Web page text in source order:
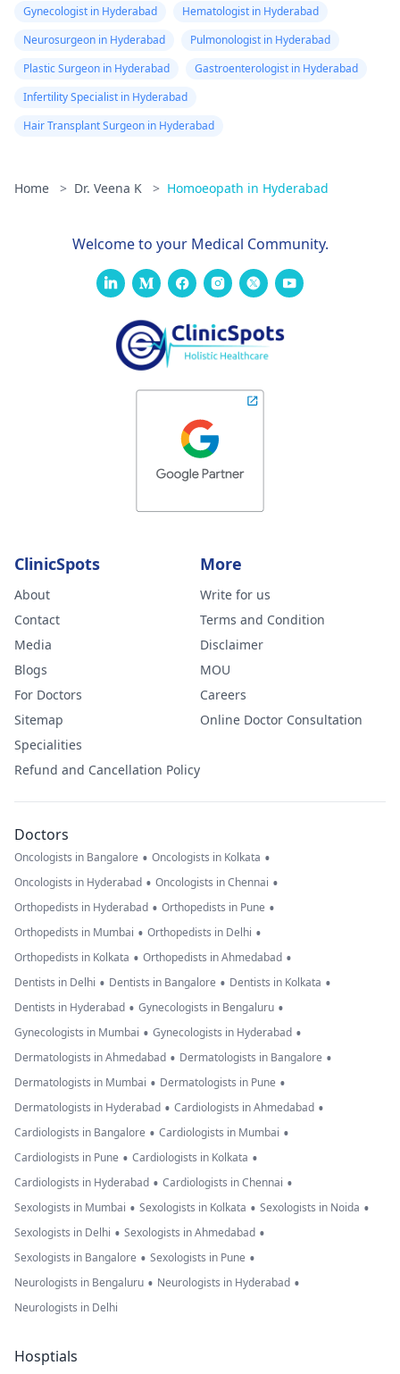
Gynecologist in Hyderabad
Hematologist in Hyderabad
Neurosurgeon in Hyderabad
Pulmonologist in Hyderabad
Plastic Surgeon in Hyderabad
Gastroenterologist in Hyderabad
Infertility Specialist in Hyderabad
Hair Transplant Surgeon in Hyderabad
Home > Dr. Veena K > Homoeopath in Hyderabad
Welcome to your Medical Community.
ClinicSpots
About
Contact
Media
Blogs
For Doctors
Sitemap
Specialities
Refund and Cancellation Policy
More
Write for us
Terms and Condition
Disclaimer
MOU
Careers
Online Doctor Consultation
Doctors
Oncologists in Bangalore • Oncologists in Kolkata •
Oncologists in Hyderabad • Oncologists in Chennai •
Orthopedists in Hyderabad • Orthopedists in Pune •
Orthopedists in Mumbai • Orthopedists in Delhi •
Orthopedists in Kolkata • Orthopedists in Ahmedabad •
Dentists in Delhi • Dentists in Bangalore • Dentists in Kolkata •
Dentists in Hyderabad • Gynecologists in Bengaluru •
Gynecologists in Mumbai • Gynecologists in Hyderabad •
Dermatologists in Ahmedabad • Dermatologists in Bangalore •
Dermatologists in Mumbai • Dermatologists in Pune •
Dermatologists in Hyderabad • Cardiologists in Ahmedabad •
Cardiologists in Bangalore • Cardiologists in Mumbai •
Cardiologists in Pune • Cardiologists in Kolkata •
Cardiologists in Hyderabad • Cardiologists in Chennai •
Sexologists in Mumbai • Sexologists in Kolkata • Sexologists in Noida •
Sexologists in Delhi • Sexologists in Ahmedabad •
Sexologists in Bangalore • Sexologists in Pune •
Neurologists in Bengaluru • Neurologists in Hyderabad •
Neurologists in Delhi
Hosptials